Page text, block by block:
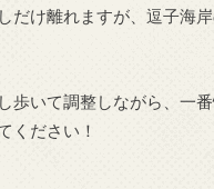
だけ離れますが、逗子海
歩いて調整しながら、一
ください！